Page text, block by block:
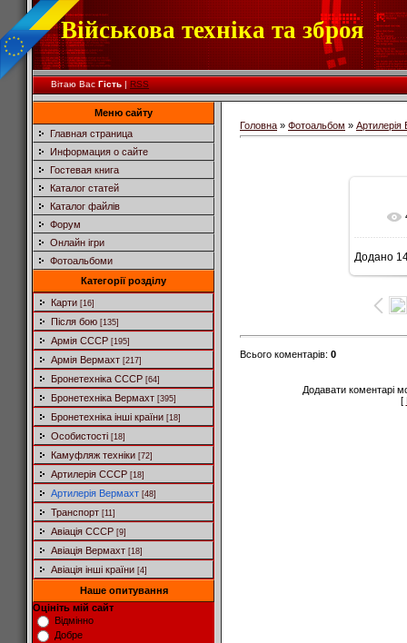
Військова техніка та зброя
Вітаю Вас Гість|RSS
Меню сайту
Главная страница
Информация о сайте
Гостевая книга
Каталог статей
Каталог файлів
Форум
Онлайн ігри
Фотоальбоми
Категорії розділу
Карти [16]
Після бою [135]
Армія СССР [195]
Армія Вермахт [217]
Бронетехніка СССР [64]
Бронетехніка Вермахт [395]
Бронетехніка інші країни [18]
Особистості [18]
Камуфляж техніки [72]
Артилерія СССР [18]
Артилерія Вермахт [48]
Транспорт [11]
Авіація СССР [9]
Авіація Вермахт [18]
Авіація інші країни [4]
Наше опитування
Оцініть мій сайт
Відмінно
Добре
Головна » Фотоальбом » Артилерія
Додано
Всього коментарів: 0
Додавати коментарі
[